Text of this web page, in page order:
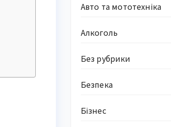
Авто та мототехніка
Алкоголь
Без рубрики
Безпека
Бізнес